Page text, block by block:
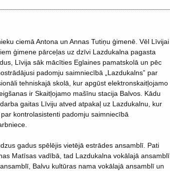
ciemā Antona un Annas Tutiņu ģimenē. Vēl Līvijai
ģimene pārceļas uz dzīvi Lazdukalna pagasta
Līvija sāk mācīties Eglaines pamatskolā un pēc
padomju saimniecībā „Lazdukalns” par
tehniskajā skolā, kur apgūst elektronskaitļojamo
ir Skaitļojamo mašīnu stacija Balvos. Kādu
gaitas Līviju atved atpakaļ uz Lazdukalnu, kur
kontrolasistenti padomju saimniecībā
gadus spēlējis vietējā estrādes ansamblī. Pati
Matīsas vadībā, tad Lazdukalna vokālajā ansamblī
Balvu kultūras nama vokālajā ansamblī un